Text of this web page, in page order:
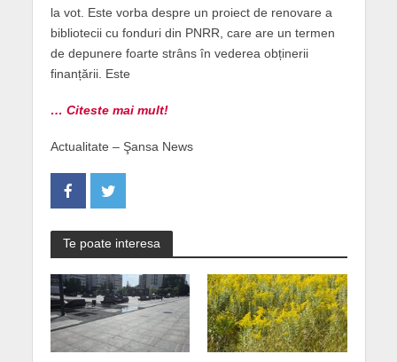
la vot. Este vorba despre un proiect de renovare a
bibliotecii cu fonduri din PNRR, care are un termen
de depunere foarte strâns în vederea obținerii
finanțării. Este
… Citeste mai mult!
Actualitate – Şansa News
Te poate interesa